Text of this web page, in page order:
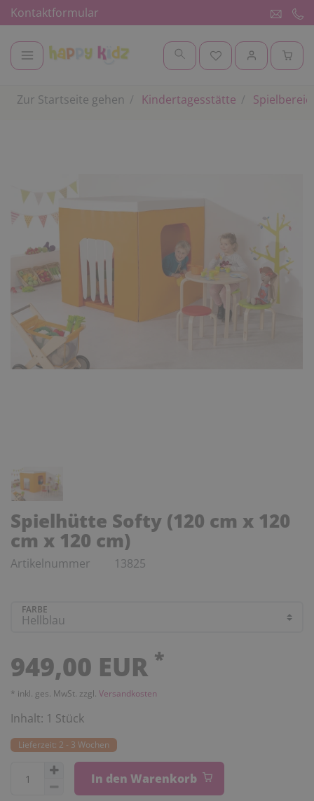
Kontaktformular
Zur Startseite gehen Kindertagesstätte
Spielhütte Softy (120 cm x 120
cm x 120 cm)
Artikelnummer 13825
FARBE
949,00 EUR *
* inkl. ges. MwSt. zzgl. Versandkosten
Inhalt: 1 Stück
Lieferzeit: 2 - 3 Wochen
In den Warenkorb